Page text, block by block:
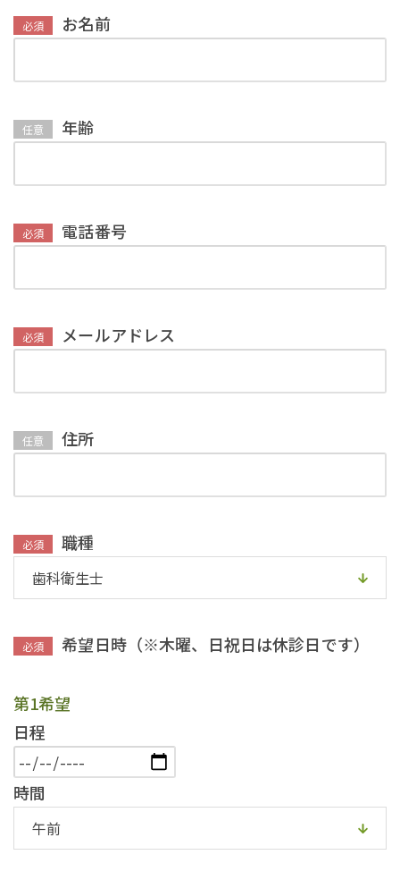
必須 お名前
任意 年齢
必須 電話番号
必須 メールアドレス
任意 住所
必須 職種
必須 希望日時（※木曜、日祝日は休診日です）
第1希望
日程
時間